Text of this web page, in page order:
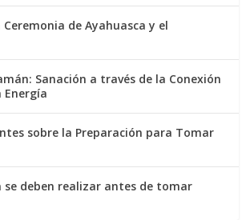
de Ayahuasca y el
Sanación a través de la Conexión
Energía
sobre la Preparación para Tomar
se deben realizar antes de tomar